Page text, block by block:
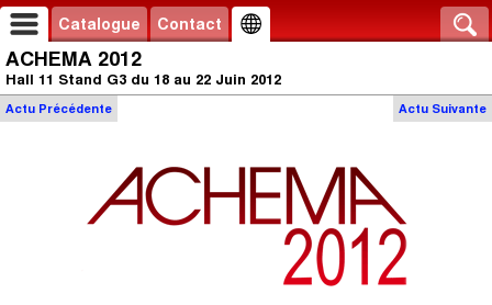
Catalogue Contact
ACHEMA 2012
Hall 11 Stand G3 du 18 au 22 Juin 2012
Actu Suivante
Actu Précédente